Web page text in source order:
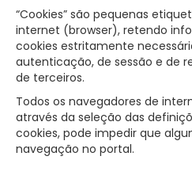
“Cookies” são pequenas
internet (browser), retendo
cookies estritamente
autenticação, de sessão e de
de terceiros.
Todos os navegadores de
através da seleção das
cookies, pode impedir que
navegação no portal.